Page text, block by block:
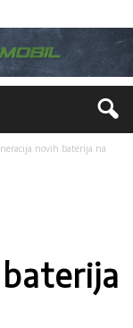
novih baterija na